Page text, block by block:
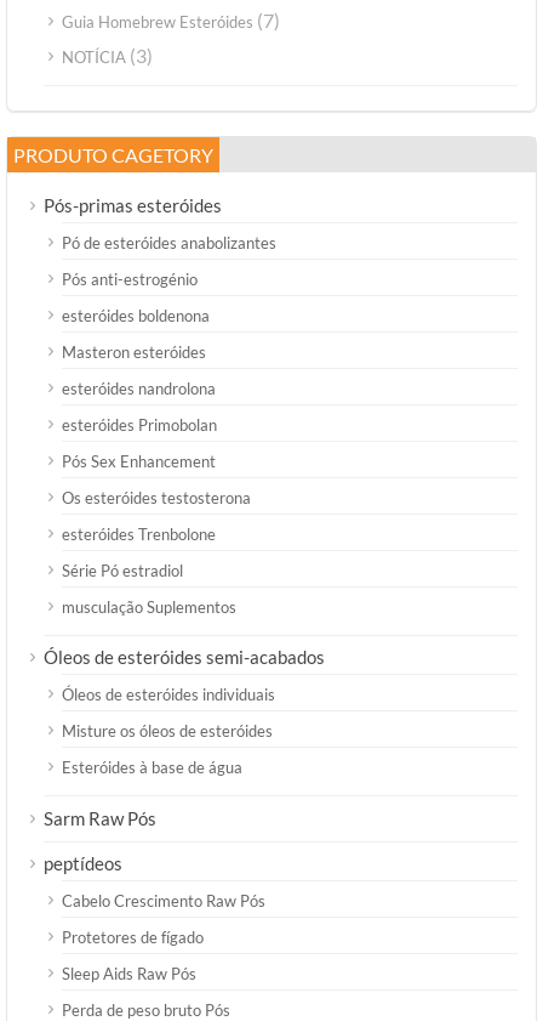
Guia Homebrew Esteróides (7)
NOTÍCIA (3)
PRODUTO CAGETORY
Pós-primas esteróides
Pó de esteróides anabolizantes
Pós anti-estrogénio
esteróides boldenona
Masteron esteróides
esteróides nandrolona
esteróides Primobolan
Pós Sex Enhancement
Os esteróides testosterona
esteróides Trenbolone
Série Pó estradiol
musculação Suplementos
Óleos de esteróides semi-acabados
Óleos de esteróides individuais
Misture os óleos de esteróides
Esteróides à base de água
Sarm Raw Pós
peptídeos
Cabelo Crescimento Raw Pós
Protetores de fígado
Sleep Aids Raw Pós
Perda de peso bruto Pós